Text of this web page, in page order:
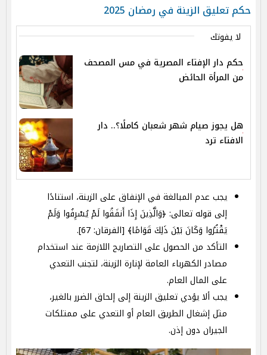
حكم تعليق الزينة في رمضان 2025
لا يفوتك
حكم دار الإفتاء المصرية في مس المصحف
من المرأة الحائض
هل يجوز صيام شهر شعبان كاملًا؟.. دار
الافتاء ترد
يجب عدم المبالغة في الإنفاق على الزينة، استنادًا
إلى قوله تعالى: ﴿وَالَّذِينَ إِذَا أَنفَقُوا لَمْ يُسْرِفُوا وَلَمْ
يَقْتُرُوا وَكَانَ بَيْنَ ذَلِكَ قَوَامًا﴾ [الفرقان: 67].
التأكد من الحصول على التصاريح اللازمة عند استخدام
مصادر الكهرباء العامة لإنارة الزينة، لتجنب التعدي
على المال العام.
يجب ألا يؤدي تعليق الزينة إلى إلحاق الضرر بالغير،
مثل إشغال الطريق العام أو التعدي على ممتلكات
الجيران دون إذن.